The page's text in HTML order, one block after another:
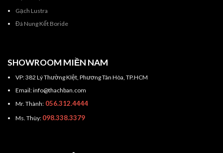
Gạch Lustra
Đá Nung Kết Boride
SHOWROOM MIỀN NAM
VP: 382 Lý Thường KIệt, Phương Tân Hòa, TP.HCM
Email: info@thachban.com
Mr. Thành:056.312.4444
Ms. Thùy: 098.338.3379